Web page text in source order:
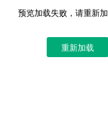
预览加载失败，请重新
重新加载